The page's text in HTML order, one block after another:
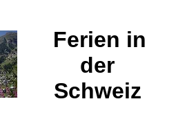
Ferien in
der
Schweiz